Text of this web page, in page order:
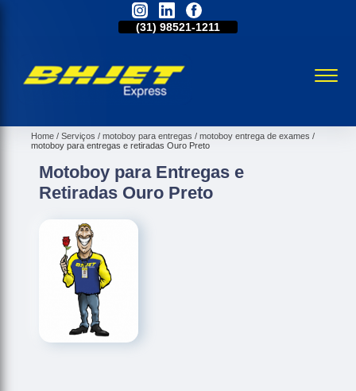
(31)98521-1211
Home Serviços motoboy para entregas
motoboy entrega de exames
motoboy para entregas e retiradas Ouro Preto
Motoboy para Entregas e
Retiradas Ouro Preto